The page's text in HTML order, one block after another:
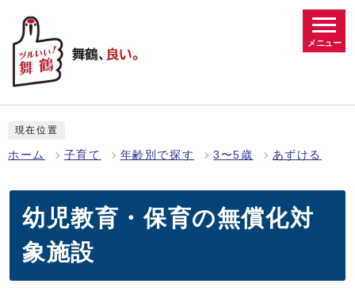
メニュー
現在位置
ホーム 子育て 年齢別で探す 3〜5歳 あずける
幼児教育・保育の無償化対
象施設